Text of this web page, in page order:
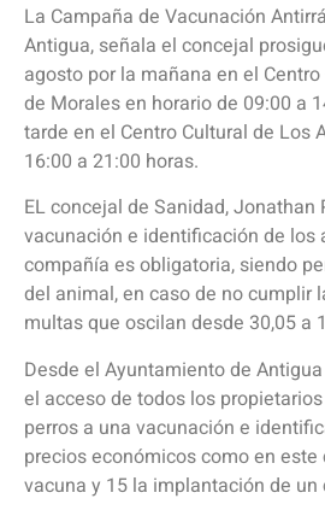
La Campaña de Vacunación
Antigua, señala el concejal
agosto por la mañana en el
de Morales en horario de 09:00 a
tarde en el Centro Cultural de Los
16:00 a 21:00 horas.
EL concejal de Sanidad, Jonathan
vacunación e identificación de los
compañía es obligatoria, siendo
del animal, en caso de no cumplir
multas que oscilan desde 30,05 a
Desde el Ayuntamiento de
el acceso de todos los
perros a una vacunación e
precios económicos como en este
vacuna y 15 la implantación de